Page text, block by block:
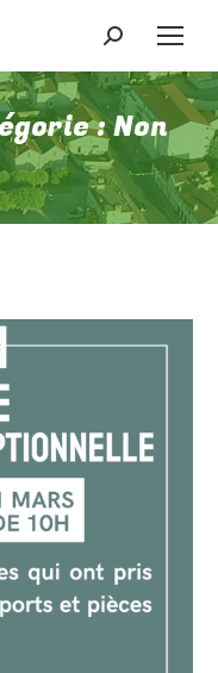
Recherche
:
:Non